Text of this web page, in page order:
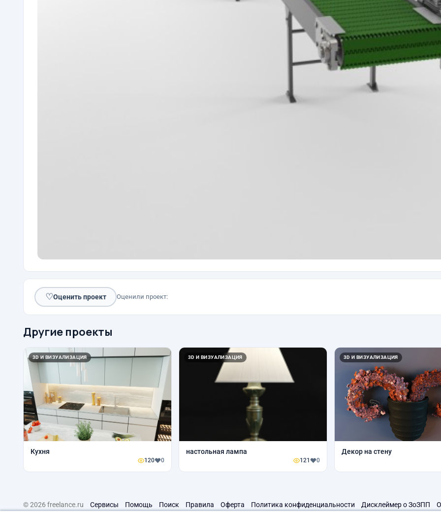
♡Оценить проект Оценили проект:
Другие проекты
3D И ВИЗУАЛИЗАЦИЯ
Кухня
120 0
3D И ВИЗУАЛИЗАЦИЯ
настольная лампа
121 0
3D И ВИЗУАЛИЗАЦИЯ
Декор на стену
© 2026 freelance.ru Сервисы Помощь Поиск Правила Оферта Политика конфиденциальности Дисклеймер о ЗоЗПП